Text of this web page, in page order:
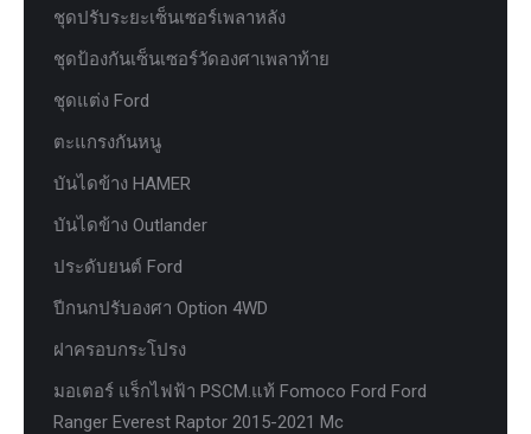
ชุดปรับระยะเซ็นเซอร์เพลาหลัง
ชุดป้องกันเซ็นเซอร์วัดองศาเพลาท้าย
ชุดแต่ง Ford
ตะแกรงกันหนู
บันไดข้าง HAMER
บันไดข้าง Outlander
ประดับยนต์ Ford
ปีกนกปรับองศา Option 4WD
ฝาครอบกระโปรง
มอเตอร์ แร็กไฟฟ้า PSCM.แท้ Fomoco Ford Ford
Ranger Everest Raptor 2015-2021 Mc